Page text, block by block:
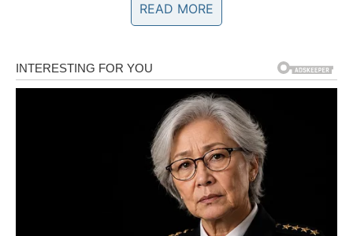
Za roladu (dekoraciju):
Ovi sastojci osiguravaju da peciva dobijuizuzetno
mekanu i prozračnu strukturu, a dodatak cimeta i šećera
naglašava slatkoću koja čini ovaj recept jedinstvenim.
Svaki element igra svoju ulogu u stvaranju specifičnog
ukusa, čime se postiže autentični doživljaj tradicionalne
READ MORE